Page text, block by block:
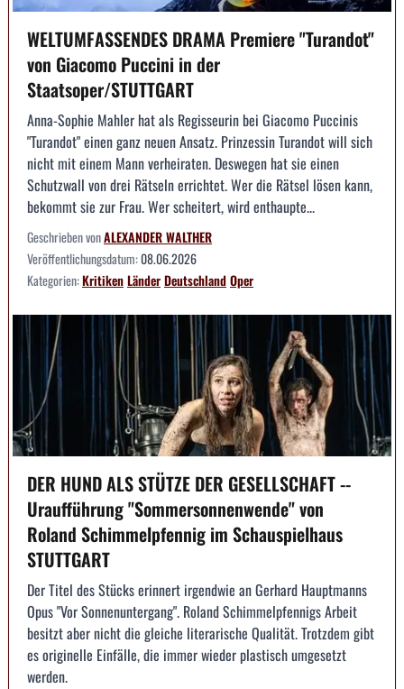
WELTUMFASSENDES DRAMA Premiere "Turandot"
von Giacomo Puccini in der
Staatsoper/STUTTGART
Anna-Sophie Mahler hat als Regisseurin bei Giacomo Puccinis
"Turandot" einen ganz neuen Ansatz. Prinzessin Turandot will sich
nicht mit einem Mann verheiraten. Deswegen hat sie einen
Schutzwall von drei Rätseln errichtet. Wer die Rätsel lösen kann,
bekommt sie zur Frau. Wer scheitert, wird enthaupte...
Geschrieben vonALEXANDER WALTHER
Veröffentlichungsdatum:08.06.2026
Kategorien:KritikenLänderDeutschlandOper
DER HUND ALS STÜTZE DER GESELLSCHAFT --
Uraufführung "Sommersonnenwende" von
Roland Schimmelpfennig im Schauspielhaus
STUTTGART
Der Titel des Stücks erinnert irgendwie an Gerhard Hauptmanns
Opus "Vor Sonnenuntergang". Roland Schimmelpfennigs Arbeit
besitzt aber nicht die gleiche literarische Qualität. Trotzdem gibt
es originelle Einfälle, die immer wieder plastisch umgesetzt
werden.